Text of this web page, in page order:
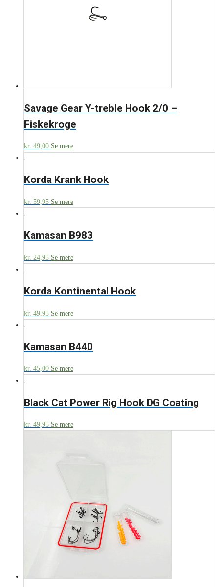
Savage Gear Y-treble Hook 2/0 –
Fiskekroge
kr. 49,00 Se mere
Korda Krank Hook
kr. 59,95 Se mere
Kamasan B983
kr. 24,95 Se mere
Korda Kontinental Hook
kr. 49,95 Se mere
Kamasan B440
kr. 45,00 Se mere
Black Cat Power Rig Hook DG Coating
kr. 49,95 Se mere